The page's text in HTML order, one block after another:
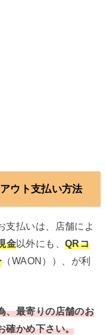
ウト支払い方法
支払いは、店舗によ
金以外にも、 QRコ
（WAON））、が利
、最寄りの店舗のお
確かめ下さい。